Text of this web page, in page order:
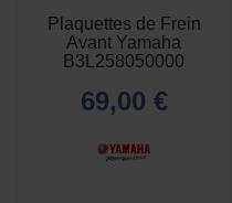
Plaquettes de Frein
Avant Yamaha
B3L258050000
69,00 €
APERÇU
RAPIDE